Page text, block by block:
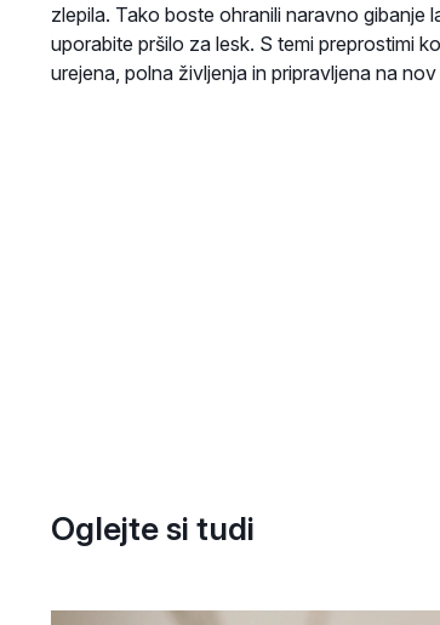
zlepila. Tako boste ohranili naravno gibanje
uporabite pršilo za lesk. S temi preprostimi
urejena, polna življenja in pripravljena na nov
Oglejte si tudi